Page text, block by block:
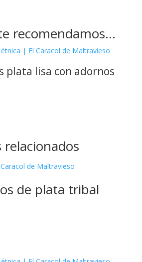
recomendamos…
plata lisa con adornos
relacionados
de plata tribal